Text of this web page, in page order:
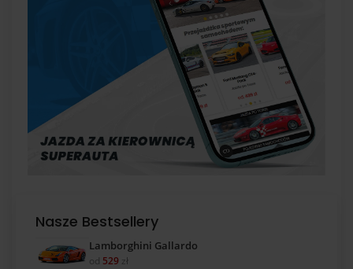
Nasze Bestsellery
Lamborghini Gallardo
od 529 zł